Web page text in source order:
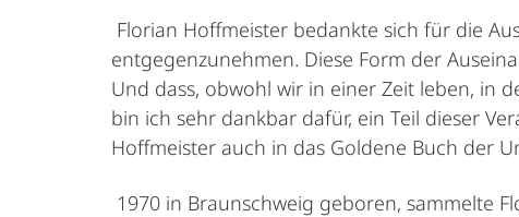
Florian Hoffmeister bedankte sich für die
entgegenzunehmen. Diese Form der
Und dass, obwohl wir in einer Zeit leben, in
bin ich sehr dankbar dafür, ein Teil dieser
Hoffmeister auch in das Goldene Buch der
1970 in Braunschweig geboren, sammelte